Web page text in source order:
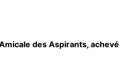
des Aspirants, achevé